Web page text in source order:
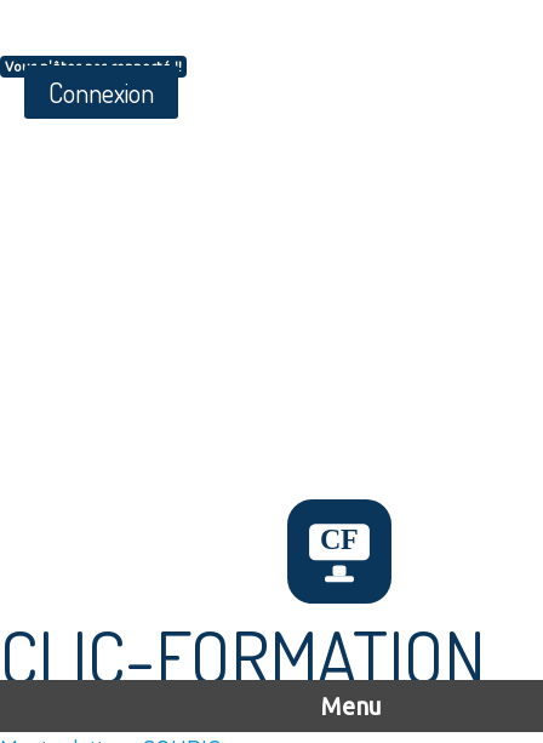
Vous n'êtes pas connecté !!
Connexion
CLIC-FORMATION
Menu